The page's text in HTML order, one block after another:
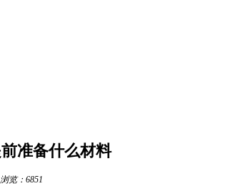
准备什么材料
浏览：6851